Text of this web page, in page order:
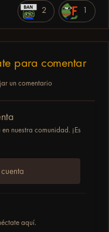
2 1
para comentar
un comentario
nuestra comunidad. ¡Es
aquí.